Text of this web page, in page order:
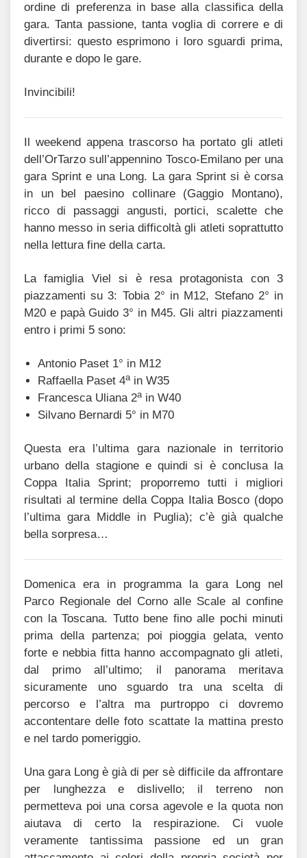
ordine di preferenza in base alla classifica della
gara. Tanta passione, tanta voglia di correre e di
divertirsi: questo esprimono i loro sguardi prima,
durante e dopo le gare.
Invincibili!
Il weekend appena trascorso ha portato gli atleti
dell’OrTarzo sull’appennino Tosco-Emilano per una
gara Sprint e una Long. La gara Sprint si è corsa
in un bel paesino collinare (Gaggio Montano),
ricco di passaggi angusti, portici, scalette che
hanno messo in seria difficoltà gli atleti soprattutto
nella lettura fine della carta.
La famiglia Viel si è resa protagonista con 3
piazzamenti su 3: Tobia 2° in M12, Stefano 2° in
M20 e papà Guido 3° in M45. Gli altri piazzamenti
entro i primi 5 sono:
Antonio Paset 1° in M12
Raffaella Paset 4ain W35
Francesca Uliana 2ain W40
Silvano Bernardi 5° in M70
Questa era l’ultima gara nazionale in territorio
urbano della stagione e quindi si è conclusa la
Coppa Italia Sprint; proporremo tutti i migliori
risultati al termine della Coppa Italia Bosco (dopo
l’ultima gara Middle in Puglia); c’è già qualche
bella sorpresa…
Domenica era in programma la gara Long nel
Parco Regionale del Corno alle Scale al confine
con la Toscana. Tutto bene fino alle pochi minuti
prima della partenza; poi pioggia gelata, vento
forte e nebbia fitta hanno accompagnato gli atleti,
dal primo all’ultimo; il panorama meritava
sicuramente uno sguardo tra una scelta di
percorso e l’altra ma purtroppo ci dovremo
accontentare delle foto scattate la mattina presto
e nel tardo pomeriggio.
Una gara Long è già di per sè difficile da affrontare
per lunghezza e dislivello; il terreno non
permetteva poi una corsa agevole e la quota non
aiutava di certo la respirazione. Ci vuole
veramente tantissima passione ed un gran